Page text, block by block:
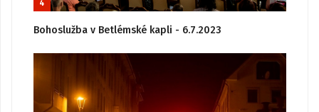
4
Bohoslužba v Betlémské kapli - 6.7.2023